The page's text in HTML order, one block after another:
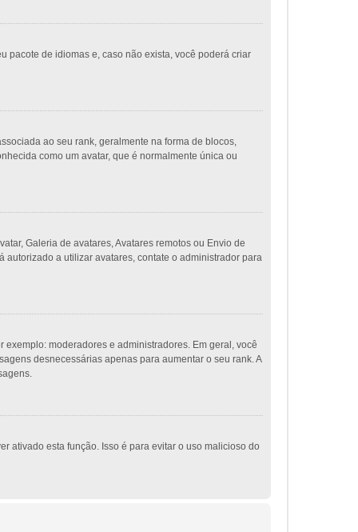
pacote de idiomas e, caso não exista, você poderá criar
ao seu rank, geralmente na forma de blocos,
como um avatar, que é normalmente única ou
Galeria de avatares, Avatares remotos ou Envio de
autorizado a utilizar avatares, contate o administrador para
moderadores e administradores. Em geral, você
desnecessárias apenas para aumentar o seu rank. A
ativado esta função. Isso é para evitar o uso malicioso do